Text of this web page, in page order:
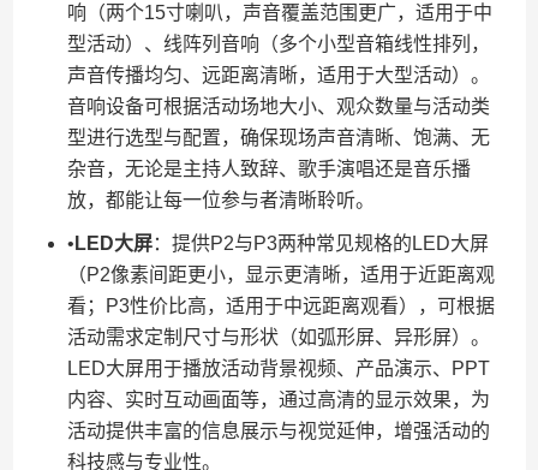
响（两个15寸喇叭，声音覆盖范围更广，适用于中
型活动）、线阵列音响（多个小型音箱线性排列，
声音传播均匀、远距离清晰，适用于大型活动）。
音响设备可根据活动场地大小、观众数量与活动类
型进行选型与配置，确保现场声音清晰、饱满、无
杂音，无论是主持人致辞、歌手演唱还是音乐播
放，都能让每一位参与者清晰聆听。
•​ ​LED大屏​​：提供P2与P3两种常见规格的LED大屏
（P2像素间距更小，显示更清晰，适用于近距离观
看；P3性价比高，适用于中远距离观看），可根据
活动需求定制尺寸与形状（如弧形屏、异形屏）。
LED大屏用于播放活动背景视频、产品演示、PPT
内容、实时互动画面等，通过高清的显示效果，为
活动提供丰富的信息展示与视觉延伸，增强活动的
科技感与专业性。